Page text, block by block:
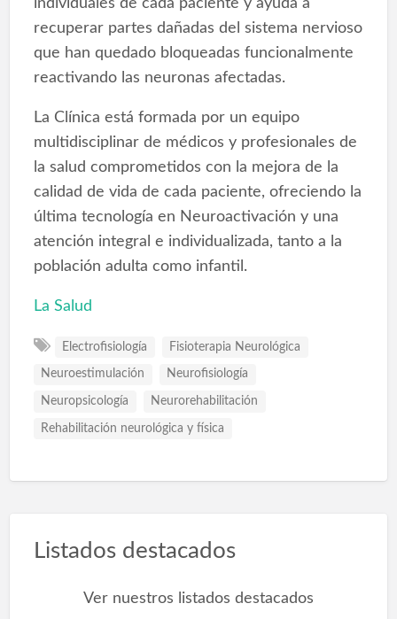
recuperar partes dañadas del sistema nervioso
que han quedado bloqueadas funcionalmente
reactivando las neuronas afectadas.
La Clínica está formada por un equipo
multidisciplinar de médicos y profesionales de
la salud comprometidos con la mejora de la
calidad de vida de cada paciente, ofreciendo la
última tecnología en Neuroactivación y una
atención integral e individualizada, tanto a la
población adulta como infantil.
La Salud
Electrofisiología Fisioterapia Neurológica
Neuroestimulación Neurofisiología
Neuropsicología Neurorehabilitación
Rehabilitación neurológica y física
Listados destacados
Ver nuestros listados destacados